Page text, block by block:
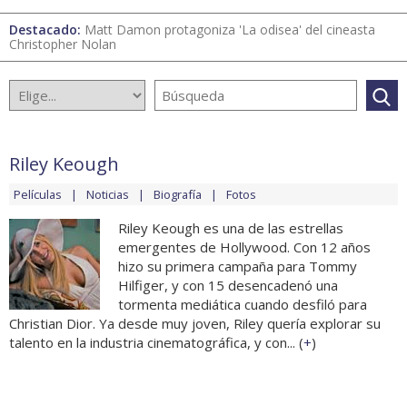
Destacado: Matt Damon protagoniza 'La odisea' del cineasta
Christopher Nolan
Riley Keough
Películas Noticias Biografía Fotos
Riley Keough es una de las estrellas
emergentes de Hollywood. Con 12 años
hizo su primera campaña para Tommy
Hilfiger, y con 15 desencadenó una
tormenta mediática cuando desfiló para
Christian Dior. Ya desde muy joven, Riley quería explorar su
talento en la industria cinematográfica, y con... (+)